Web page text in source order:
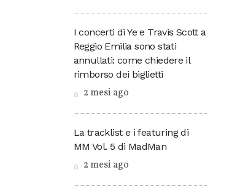
I concerti di Ye e Travis Scott a
Reggio Emilia sono stati
annullati: come chiedere il
rimborso dei biglietti
2 mesi ago
La tracklist e i featuring di
MM Vol. 5 di MadMan
2 mesi ago